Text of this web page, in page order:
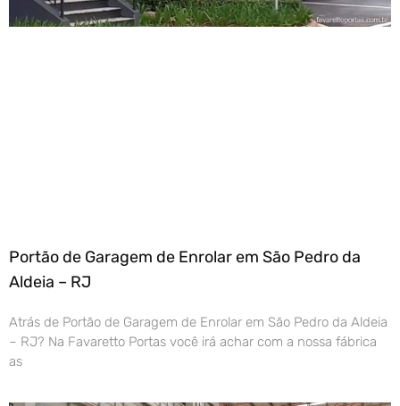
Portão de Garagem de Enrolar em São Pedro da
Aldeia – RJ
Atrás de Portão de Garagem de Enrolar em São Pedro da Aldeia
– RJ? Na Favaretto Portas você irá achar com a nossa fábrica
as